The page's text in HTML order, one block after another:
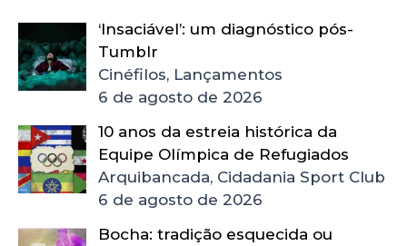
‘Insaciável’: um diagnóstico pós-
Tumblr
Cinéfilos, Lançamentos
6 de agosto de 2026
10 anos da estreia histórica da
Equipe Olímpica de Refugiados
Arquibancada, Cidadania Sport Club
6 de agosto de 2026
Bocha: tradição esquecida ou